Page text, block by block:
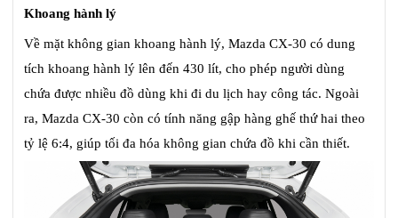
Khoang hành lý
Về mặt không gian khoang hành lý, Mazda CX-30 có dung
tích khoang hành lý lên đến 430 lít, cho phép người dùng
chứa được nhiều đồ dùng khi đi du lịch hay công tác. Ngoài
ra, Mazda CX-30 còn có tính năng gập hàng ghế thứ hai theo
tỷ lệ 6:4, giúp tối đa hóa không gian chứa đồ khi cần thiết.